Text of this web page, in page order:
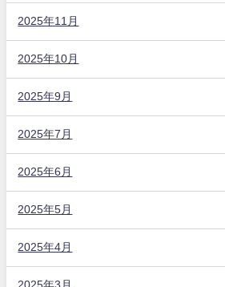
2025年11月
2025年10月
2025年9月
2025年7月
2025年6月
2025年5月
2025年4月